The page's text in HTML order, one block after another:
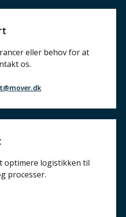
eller behov for at
os.
optimere logistikken til
processer.